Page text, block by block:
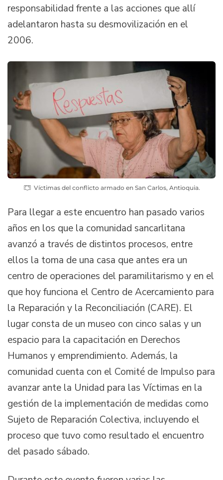
responsabilidad frente a las acciones que allí
adelantaron hasta su desmovilización en el
2006.
Víctimas del conflicto armado en San Carlos, Antioquia.
Para llegar a este encuentro han pasado varios
años en los que la comunidad sancarlitana
avanzó a través de distintos procesos, entre
ellos la toma de una casa que antes era un
centro de operaciones del paramilitarismo y en el
que hoy funciona el Centro de Acercamiento para
la Reparación y la Reconciliación (CARE). El
lugar consta de un museo con cinco salas y un
espacio para la capacitación en Derechos
Humanos y emprendimiento. Además, la
comunidad cuenta con el Comité de Impulso para
avanzar ante la Unidad para las Víctimas en la
gestión de la implementación de medidas como
Sujeto de Reparación Colectiva, incluyendo el
proceso que tuvo como resultado el encuentro
del pasado sábado.